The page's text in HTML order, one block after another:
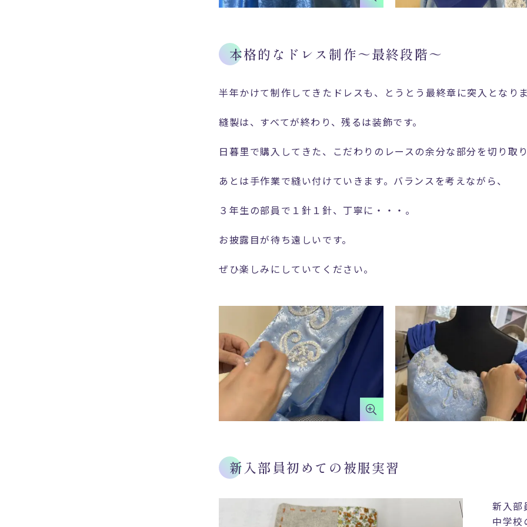
本格的なドレス制作～最終段階～
半年かけて制作してきたドレスも、とうとう最終章に突入となりま
縫製は、すべてが終わり、残るは装飾です。
日暮里で購入してきた、こだわりのレースの余分な部分を切り取り
あとは手作業で縫い付けていきます。バランスを考えながら、
３年生の部員で１針１針、丁寧に・・・。
お披露目が待ち遠しいです。
ぜひ楽しみにしていてください。
新入部員初めての被服実習
新入部
中学校